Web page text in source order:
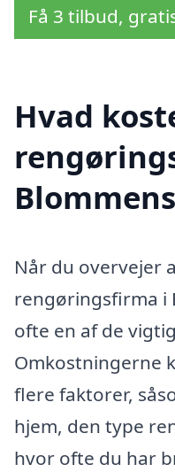
Få 3 tilbud,
Hvad
Når du overvejer
rengøringsfirma i
ofte en af de
Omkostningerne
flere faktorer,
hjem, den type
hvor ofte du har